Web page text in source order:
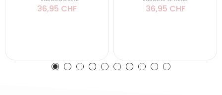
36,95 CHF 36,95 CHF